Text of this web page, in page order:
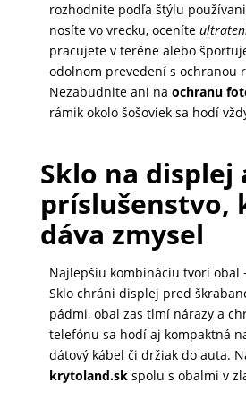
rozhodnite podľa štýlu
nosíte vo vrecku, oceníte
pracujete v teréne alebo
odolnom prevedení s ochranou
Nezabudnite ani na ochranu
rámik okolo šošoviek sa hodí
Sklo na displej
príslušenstvo,
dáva zmysel
Najlepšiu kombináciu tvorí obal
Sklo chráni displej pred
pádmi, obal zas tlmí nárazy a
telefónu sa hodí aj kompaktná
dátový kábel či držiak do auta.
krytoland.skspolu s obalmi v